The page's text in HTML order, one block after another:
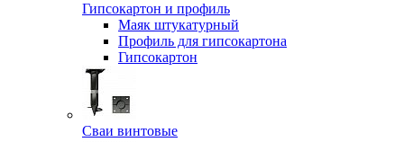
Гипсокартон и профиль
Маяк штукатурный
Профиль для гипсокартона
Гипсокартон
Сваи винтовые